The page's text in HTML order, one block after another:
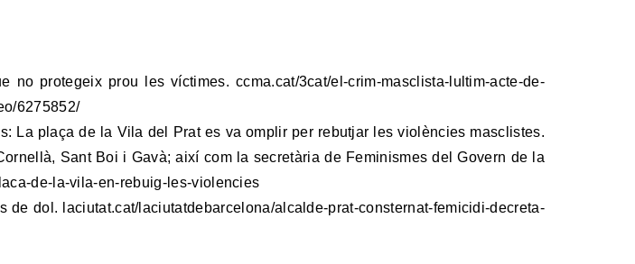
protegeix prou les víctimes. ccma.cat/3cat/el-crim-masclista-lultim-acte-de-
6275852/
La plaça de la Vila del Prat es va omplir per rebutjar les violències masclistes.
Sant Boi i Gavà; així com la secretària de Feminismes del Govern de la
de-la-vila-en-rebuig-les-violencies
de dol. laciutat.cat/laciutatdebarcelona/alcalde-prat-consternat-femicidi-decreta-